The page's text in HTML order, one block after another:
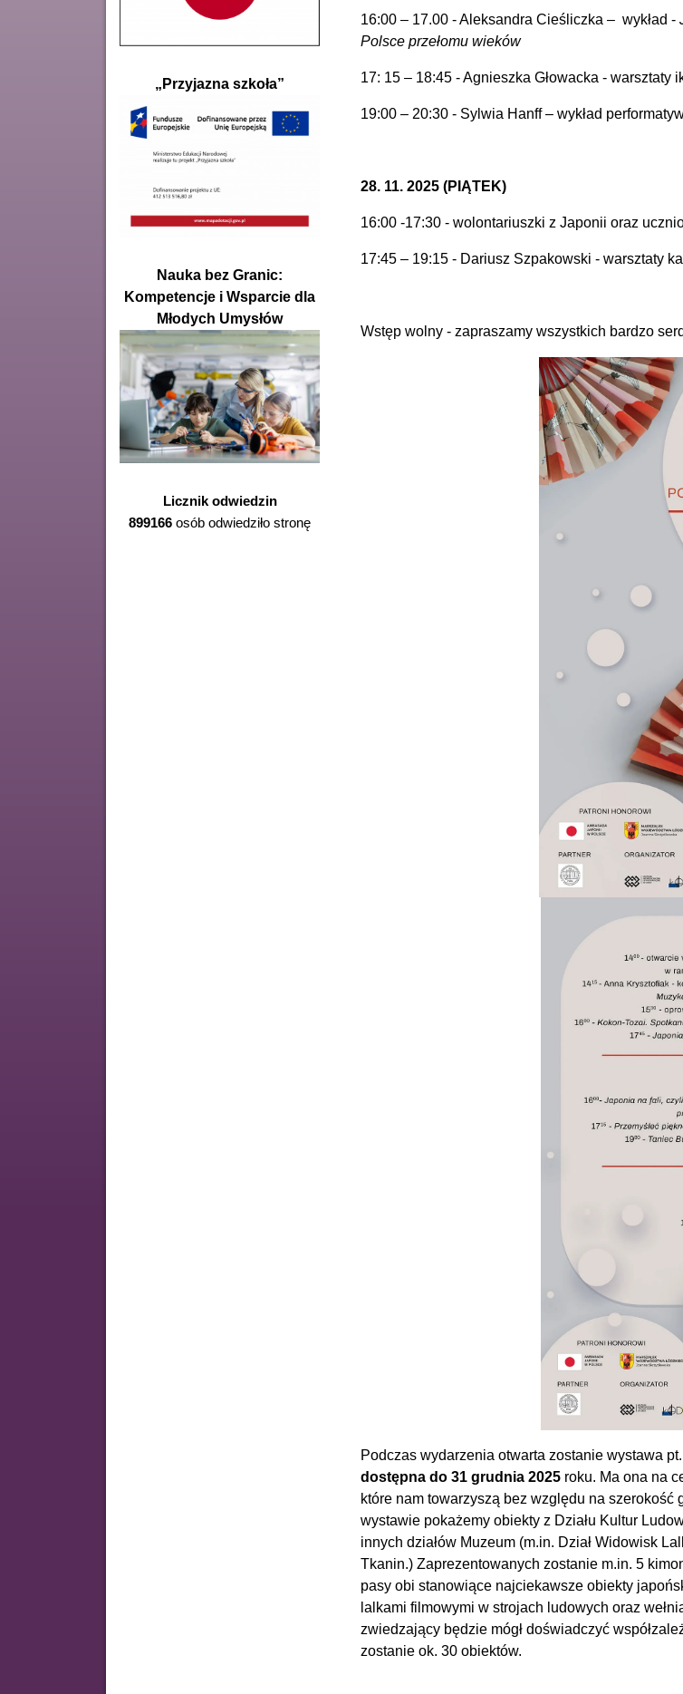
16:00 – 17.00 - Aleksandra Cieśliczka – wykład -
Polsce przełomu wieków
17: 15 – 18:45 - Agnieszka Głowacka - warsztaty
19:00 – 20:30 - Sylwia Hanff – wykład
28. 11. 2025 (PIĄTEK)
16:00 -17:30 - wolontariuszki z Japonii oraz
17:45 – 19:15 - Dariusz Szpakowski - warsztaty
Wstęp wolny - zapraszamy wszystkich bardzo
Podczas wydarzenia otwarta zostanie wystawa
dostępna do 31 grudnia 2025 roku. Ma ona na
które nam towarzyszą bez względu na
wystawie pokażemy obiekty z Działu Kultur
innych działów Muzeum (m.in. Dział Widowisk
Tkanin.) Zaprezentowanych zostanie m.in. 5
pasy obi stanowiące najciekawsze obiekty
lalkami filmowymi w strojach ludowych oraz
zwiedzający będzie mógł doświadczyć
zostanie ok. 30 obiektów.
„Przyjazna szkoła”
Nauka bez Granic:
Kompetencje i Wsparcie dla
Młodych Umysłów
Licznik odwiedzin
899166 osób odwiedziło stronę